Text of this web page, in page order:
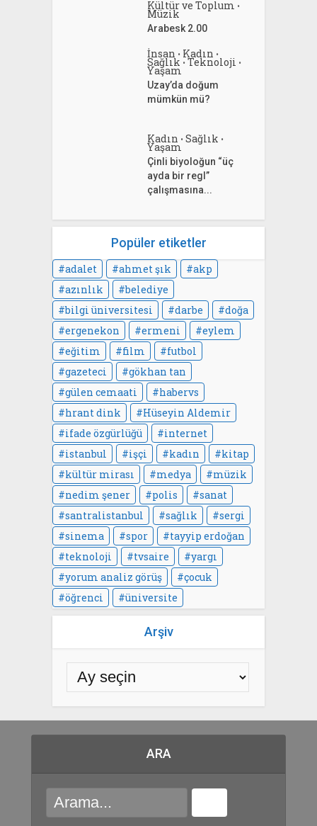
Kültür ve Toplum •
Müzik
Arabesk 2.00
İnsan • Kadın •
Sağlık • Teknoloji •
Yaşam
Uzay’da doğum
mümkün mü?
Kadın • Sağlık •
Yaşam
Çinli biyoloğun “üç
ayda bir regl”
çalışmasına...
Popüler etiketler
adalet ahmet şık
akp
azınlık
belediye
bilgi üniversitesi
darbe
doğa
ergenekon
ermeni
eylem
eğitim
film
futbol
gazeteci
gökhan tan
gülen cemaati
habervs
hrant dink
Hüseyin Aldemir
ifade özgürlüğü
internet
istanbul
işçi kadın
kitap
kültür mirası
medya
müzik
nedim şener
polis
sanat
santralistanbul
sağlık
sergi
sinema
spor
tayyip erdoğan
teknoloji
tvsaire
yargı
yorum analiz görüş
çocuk
öğrenci
üniversite
Arşiv
ARA